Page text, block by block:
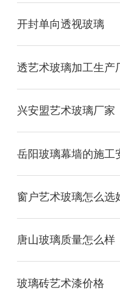
开封单向透视玻璃
透艺术玻璃加工生产
兴安盟艺术玻璃厂家
岳阳玻璃幕墙的施工
窗户艺术玻璃怎么选
唐山玻璃质量怎么样
玻璃砖艺术漆价格